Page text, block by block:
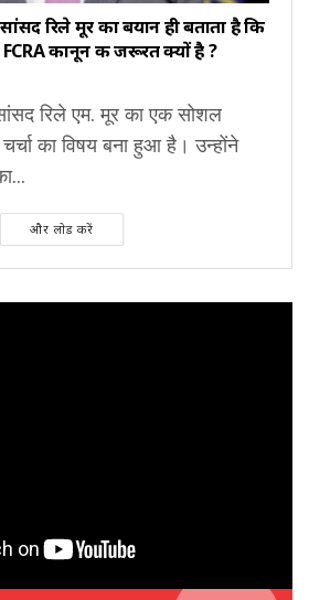
रिले मूर का बयान ही बताता है कि
कानून की जरूरत क्यों है ?
रिले एम. मूर का एक सोशल
चर्चा का विषय बना हुआ है। उन्होंने
और लोड करें